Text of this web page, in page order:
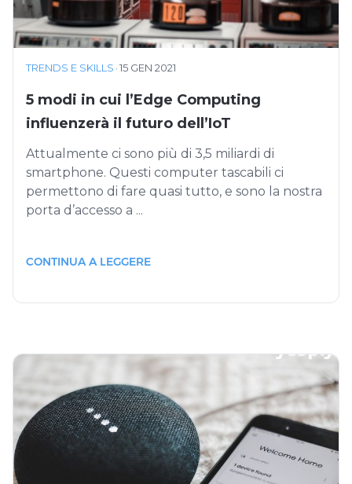
TRENDS E SKILLS ·15 GEN 2021
5 modi in cui l’Edge Computing
influenzerà il futuro dell’IoT
Attualmente ci sono più di 3,5 miliardi di
smartphone. Questi computer tascabili ci
permettono di fare quasi tutto, e sono la nostra
porta d’accesso a ...
CONTINUA A LEGGERE